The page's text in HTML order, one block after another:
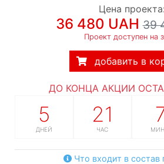
Цена проекта:
36 480 UAH39
Проект доступен на
добавить в
ДО КОНЦА АКЦИИ
5
ДНЕЙ
21
ЧАС
Что входит в состав